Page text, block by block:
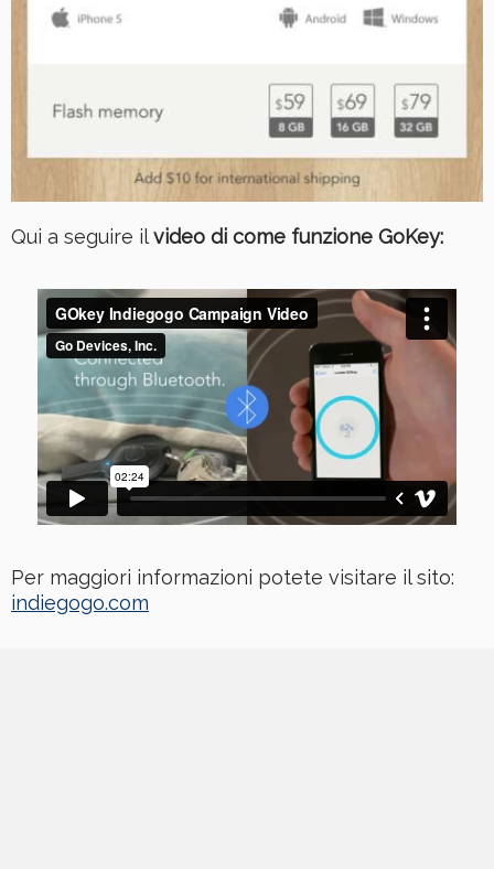
Qui a seguire ilvideo di come funzione GoKey:
Per maggiori informazioni potete visitare il sito:
indiegogo.com